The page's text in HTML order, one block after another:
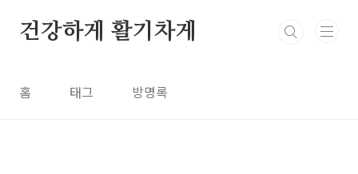
건강하게 활기차게
홈 태그 방명록